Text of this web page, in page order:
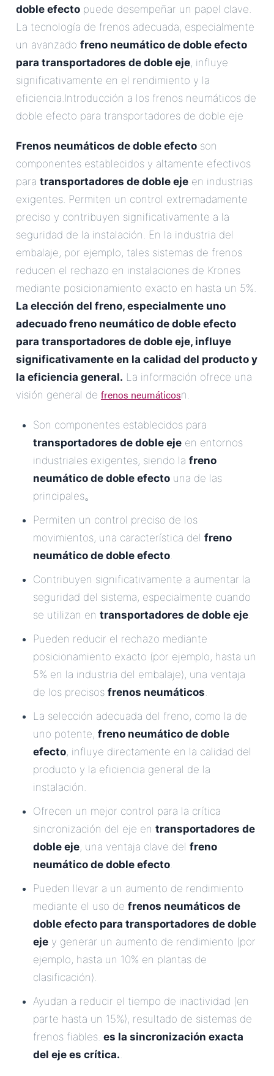
doble efecto puede desempeñar un papel clave.
La tecnología de frenos adecuada, especialmente
un avanzado freno neumático de doble efecto
para transportadores de doble eje, influye
significativamente en el rendimiento y la
eficiencia.Introducción a los frenos neumáticos de
doble efecto para transportadores de doble eje
Frenos neumáticos de doble efecto son
componentes establecidos y altamente efectivos
para transportadores de doble eje en industrias
exigentes. Permiten un control extremadamente
preciso y contribuyen significativamente a la
seguridad de la instalación. En la industria del
embalaje, por ejemplo, tales sistemas de frenos
reducen el rechazo en instalaciones de Krones
mediante posicionamiento exacto en hasta un 5%.
La elección del freno, especialmente uno
adecuado freno neumático de doble efecto
para transportadores de doble eje, influye
significativamente en la calidad del producto y
la eficiencia general. La información ofrece una
visión general de frenos neumáticosn.
Son componentes establecidos para
transportadores de doble eje en entornos
industriales exigentes, siendo la freno
neumático de doble efecto una de las
principales。
Permiten un control preciso de los
movimientos, una característica del freno
neumático de doble efecto.
Contribuyen significativamente a aumentar la
seguridad del sistema, especialmente cuando
se utilizan en transportadores de doble eje.
Pueden reducir el rechazo mediante
posicionamiento exacto (por ejemplo, hasta un
5% en la industria del embalaje), una ventaja
de los precisos frenos neumáticos.
La selección adecuada del freno, como la de
uno potente, freno neumático de doble
efecto, influye directamente en la calidad del
producto y la eficiencia general de la
instalación.
Ofrecen un mejor control para la crítica
sincronización del eje en transportadores de
doble eje, una ventaja clave del freno
neumático de doble efecto.
Pueden llevar a un aumento de rendimiento
mediante el uso de frenos neumáticos de
doble efecto para transportadores de doble
eje y generar un aumento de rendimiento (por
ejemplo, hasta un 10% en plantas de
clasificación).
Ayudan a reducir el tiempo de inactividad (en
parte hasta un 15%), resultado de sistemas de
frenos fiables. es la sincronización exacta
del eje es crítica..